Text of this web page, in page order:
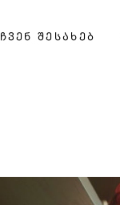
ᲩᲕᲔᲜ ᲨᲔᲡᲐᲮᲔᲑ